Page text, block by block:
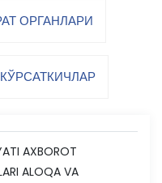
ОРГАНЛАРИ
AXBOROT
ALOQA VA